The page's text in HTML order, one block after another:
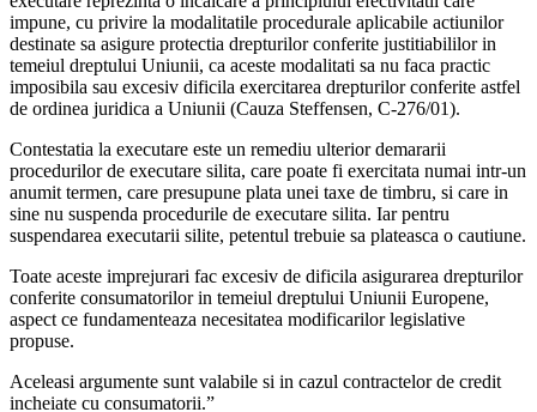
impune, cu privire la modalitatile procedurale aplicabile actiunilor
destinate sa asigure protectia drepturilor conferite justitiabililor in
temeiul dreptului Uniunii, ca aceste modalitati sa nu faca practic
imposibila sau excesiv dificila exercitarea drepturilor conferite astfel
de ordinea juridica a Uniunii (Cauza Steffensen, C-276/01).
Contestatia la executare este un remediu ulterior demararii
procedurilor de executare silita, care poate fi exercitata numai intr-un
anumit termen, care presupune plata unei taxe de timbru, si care in
sine nu suspenda procedurile de executare silita. Iar pentru
suspendarea executarii silite, petentul trebuie sa plateasca o cautiune.
Toate aceste imprejurari fac excesiv de dificila asigurarea drepturilor
conferite consumatorilor in temeiul dreptului Uniunii Europene,
aspect ce fundamenteaza necesitatea modificarilor legislative
propuse.
Aceleasi argumente sunt valabile si in cazul contractelor de credit
incheiate cu consumatorii.”